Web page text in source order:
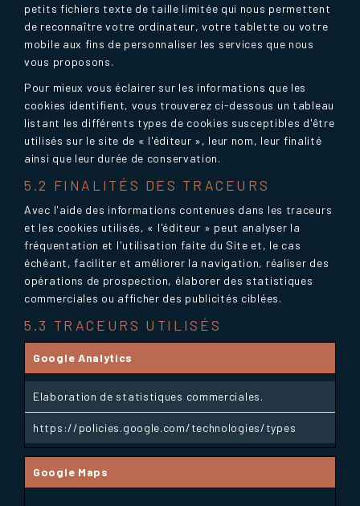
petits fichiers texte de taille limitée qui nous permettent
de reconnaître votre ordinateur, votre tablette ou votre
mobile aux fins de personnaliser les services que nous
vous proposons.
Pour mieux vous éclairer sur les informations que les
cookies identifient, vous trouverez ci-dessous un tableau
listant les différents types de cookies susceptibles d'être
utilisés sur le site de « l'éditeur », leur nom, leur finalité
ainsi que leur durée de conservation.
5.2 FINALITÉS DES TRACEURS
Avec l'aide des informations contenues dans les traceurs
et les cookies utilisés, « l'éditeur » peut analyser la
fréquentation et l'utilisation faite du Site et, le cas
échéant, faciliter et améliorer la navigation, réaliser des
opérations de prospection, élaborer des statistiques
commerciales ou afficher des publicités ciblées.
5.3 TRACEURS UTILISÉS
Google Analytics
Elaboration de statistiques commerciales.
https://policies.google.com/technologies/types
Google Maps